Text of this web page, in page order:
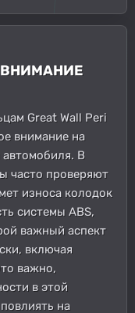
Great Wall Peri
внимание на
автомобиля. В
часто проверяют
износа колодок
системы ABS,
важный аспект
включая
важно,
в этой
на